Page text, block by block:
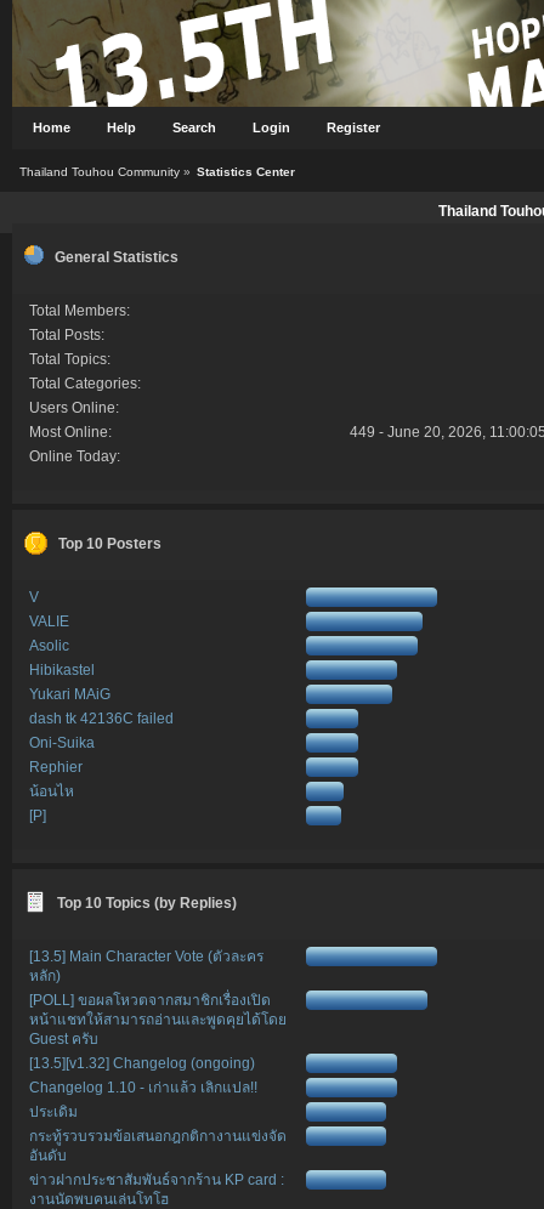
Home Help Search Login Register
Thailand Touhou Community» Statistics Center
Thailand
General Statistics
Total Members:
Total Posts:
Total Topics:
Total Categories:
Users Online:
Most Online:
449 - June 20, 2026,
Online Today:
Top 10 Posters
V
VALIE
Asolic
Hibikastel
Yukari MAiG
dash tk 42136C failed
Oni-Suika
Rephier
น้อนไห
[P]
Top 10 Topics (by Replies)
[13.5] Main Character Vote (ตัวละคร
หลัก)
[POLL] ขอผลโหวตจากสมาชิกเรื่องเปิด
หน้าแชทให้สามารถอ่านและพูดคุยได้โดย
Guest ครับ
[13.5][v1.32] Changelog (ongoing)
Changelog 1.10 - เก่าแล้ว เลิกแปล!!
ประเดิม
กระทู้รวบรวมข้อเสนอกฎกติกางานแข่งจัด
อันดับ
ข่าวฝากประชาสัมพันธ์จากร้าน KP card :
งานนัดพบคนเล่นโทโฮ